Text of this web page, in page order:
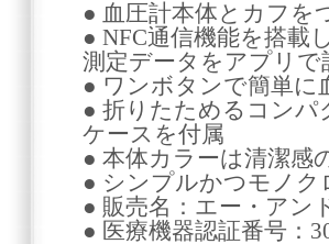
● 血圧計本体とカフを
● NFC通信機能を搭載
測定データをアプリ
● ワンボタンで簡単に
● 折りたためるコンパ
ケースを付属
● 本体カラーは清潔感
● シンプルかつモノク
● 販売名：エー・アン
● 医療機器認証番号：